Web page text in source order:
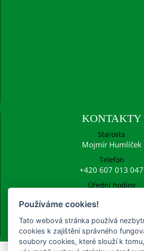
KONTAKTY
Starosta
Mojmír Humlíček
Telefon
+420 607 013 047
Úřední hodiny
ucetni@frysava.cz
Používáme cookies!
Tato webová stránka používá
cookies k zajištění správného
soubory cookies, které slouží k